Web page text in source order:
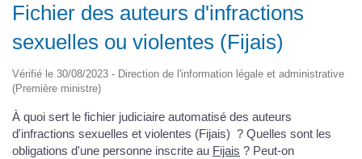
Fichier des auteurs d'infractions
sexuelles ou violentes (Fijais)
Vérifié le 30/08/2023 - Direction de l'information légale et administrative
(Première ministre)
À quoi sert le fichier judiciaire automatisé des auteurs
d'infractions sexuelles et violentes (Fijais) ? Quelles sont les
obligations d'une personne inscrite au Fijais ? Peut-on